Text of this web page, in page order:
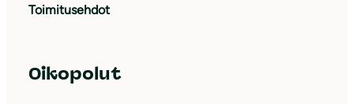
Toimitusehdot
Oikopolut